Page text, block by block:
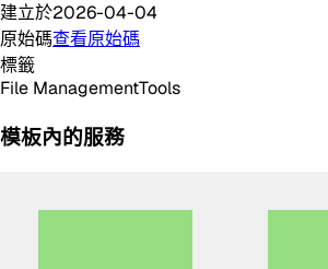
建立於2026-04-04
原始碼查看原始碼
標籤
File ManagementTools
模板內的服務